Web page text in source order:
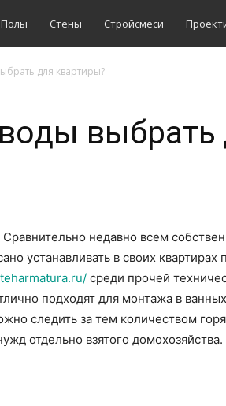
Полы Стены Стройсмеси
для квартиры?
выбрать
Сравнительно недавно всем
устанавливать в своих квартирах
среди прочей
подходят для монтажа в
следить за тем количеством
отдельно взятого домохозяйства.